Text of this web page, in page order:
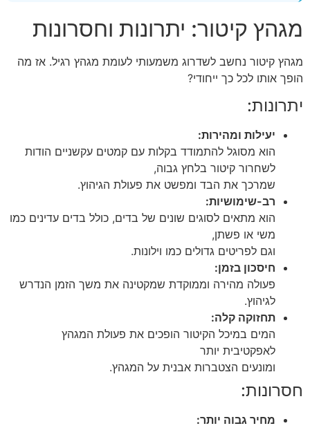
מגהץ קיטור: יתרונות וחסרונות
מגהץ קיטור נחשב לשדרוג משמעותי לעומת מגהץ רגיל. אז מה
הופך אותו לכל כך ייחודי?
יתרונות:
יעילות ומהירות:
הוא מסוגל להתמודד בקלות עם קמטים עקשניים הודות
לשחרור קיטור בלחץ גבוה,
שמרכך את הבד ומפשט את פעולת הגיהוץ.
רב-שימושיות:
הוא מתאים לסוגים שונים של בדים, כולל בדים עדינים כמו
משי או פשתן,
וגם לפריטים גדולים כמו וילונות.
חיסכון בזמן:
פעולה מהירה וממוקדת שמקטינה את משך הזמן הנדרש
לגיהוץ.
תחזוקה קלה:
המים במיכל הקיטור הופכים את פעולת המגהץ
לאפקטיבית יותר
ומונעים הצטברות אבנית על המגהץ.
חסרונות:
מחיר גבוה יותר: